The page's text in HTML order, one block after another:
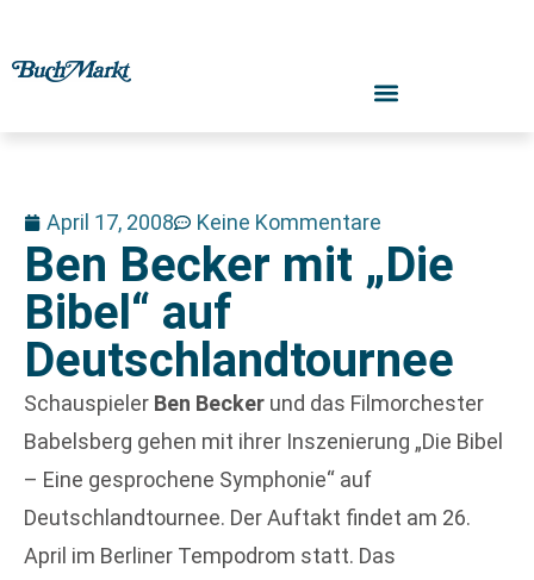
April 17, 2008 Keine Kommentare
Ben Becker mit „Die
Bibel“ auf
Deutschlandtournee
Schauspieler Ben Becker und das Filmorchester
Babelsberg gehen mit ihrer Inszenierung „Die Bibel
– Eine gesprochene Symphonie“ auf
Deutschlandtournee. Der Auftakt findet am 26.
April im Berliner Tempodrom statt. Das